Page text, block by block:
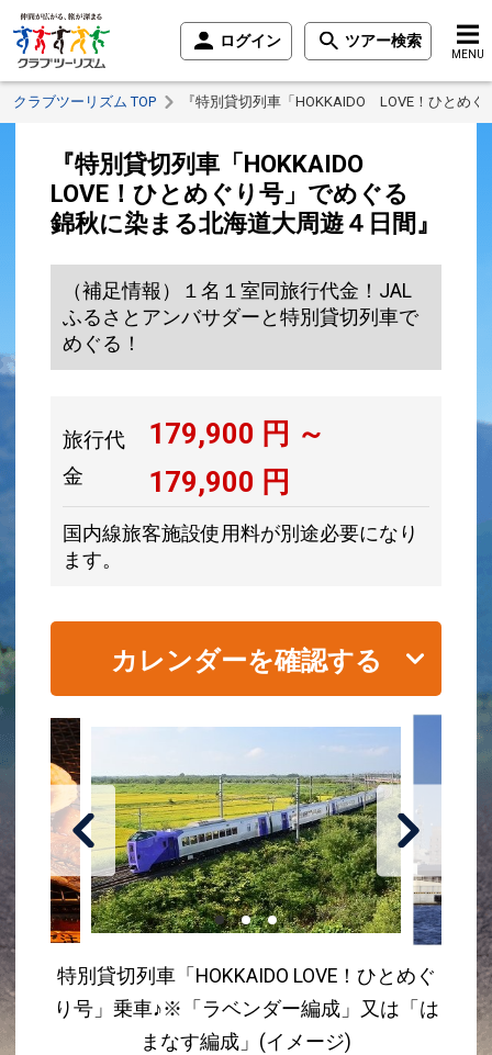
ログイン ツアー検索
MENU
クラブツーリズム TOP 『特別貸切列車「HOKKAIDO LOVE！ひとめ
『特別貸切列車「HOKKAIDO
LOVE！ひとめぐり号」でめぐる
錦秋に染まる北海道大周遊４日間』
（補足情報）１名１室同旅行代金！JAL
ふるさとアンバサダーと特別貸切列車で
めぐる！
旅行代
金
179,900 円 ～
179,900 円
国内線旅客施設使用料が別途必要になり
ます。
カレンダーを確認する
特別貸切列車「HOKKAIDO LOVE！ひとめぐ
り号」乗車♪※「ラベンダー編成」又は「は
まなす編成」(イメージ)